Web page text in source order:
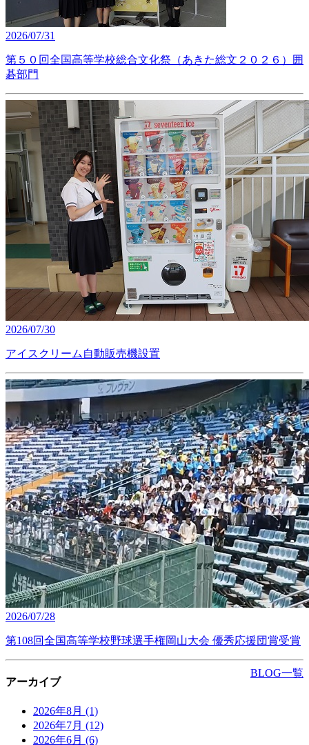
2026/07/31
第５０回全国高等学校総合文化祭（あきた総文２０２６）囲
碁部門
2026/07/30
アイスクリーム自動販売機設置
2026/07/28
第108回全国高等学校野球選手権岡山大会 優秀応援団賞受賞
BLOG一覧
アーカイブ
2026年8月 (1)
2026年7月 (12)
2026年6月 (6)